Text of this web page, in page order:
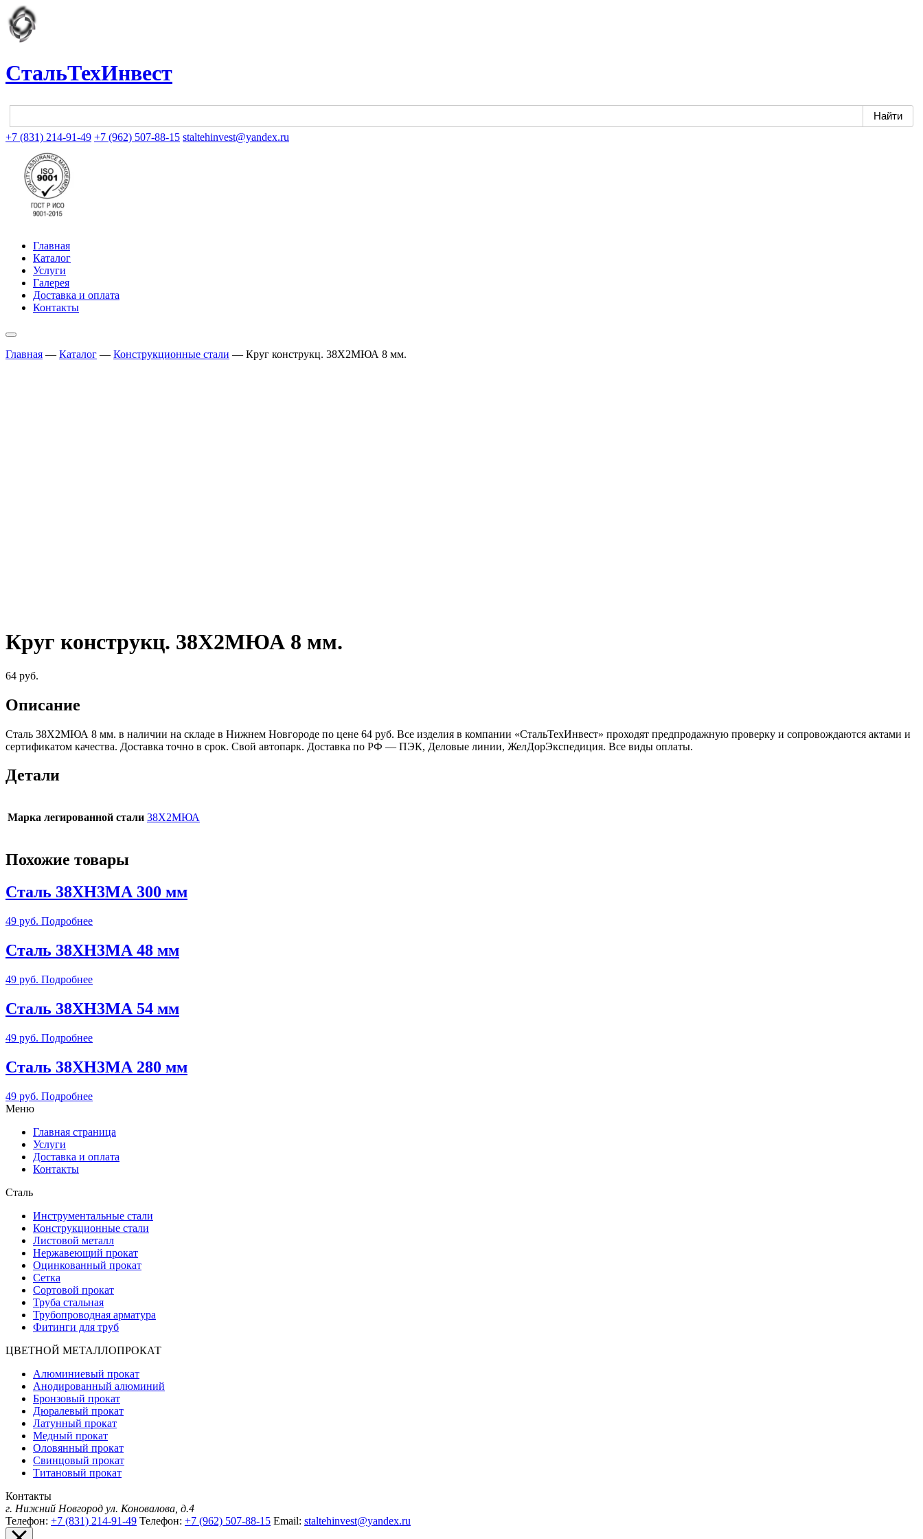
СтальТехИнвест
+7 (831) 214-91-49 +7 (962) 507-88-15 staltehinvest@yandex.ru
Главная
Каталог
Услуги
Галерея
Доставка и оплата
Контакты
Главная — Каталог — Конструкционные стали — Круг конструкц. 38Х2МЮА 8 мм.
Круг конструкц. 38Х2МЮА 8 мм.
64 руб.
Описание
Сталь 38Х2МЮА 8 мм. в наличии на складе в Нижнем Новгороде по цене 64 руб. Все изделия в компании «СтальТехИнвест» проходят предпродажную проверку и сопровождаются актами и
сертификатом качества. Доставка точно в срок. Свой автопарк. Доставка по РФ — ПЭК, Деловые линии, ЖелДорЭкспедиция. Все виды оплаты.
Детали
Марка легированной стали 38Х2МЮА
Похожие товары
Сталь 38ХН3МА 300 мм
49 руб. Подробнее
Сталь 38ХН3МА 48 мм
49 руб. Подробнее
Сталь 38ХН3МА 54 мм
49 руб. Подробнее
Сталь 38ХН3МА 280 мм
49 руб. Подробнее
Меню
Главная страница
Услуги
Доставка и оплата
Контакты
Сталь
Инструментальные стали
Конструкционные стали
Листовой металл
Нержавеющий прокат
Оцинкованный прокат
Сетка
Сортовой прокат
Труба стальная
Трубопроводная арматура
Фитинги для труб
ЦВЕТНОЙ МЕТАЛЛОПРОКАТ
Алюминиевый прокат
Анодированный алюминий
Бронзовый прокат
Дюралевый прокат
Латунный прокат
Медный прокат
Оловянный прокат
Свинцовый прокат
Титановый прокат
Контакты
г. Нижний Новгород ул. Коновалова, д.4
Телефон: +7 (831) 214-91-49 Телефон: +7 (962) 507-88-15 Email: staltehinvest@yandex.ru